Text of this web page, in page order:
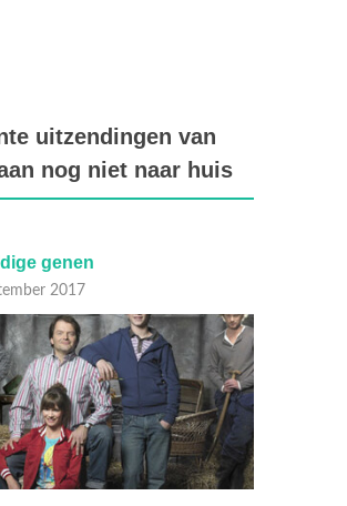
uitzendingen van
nog niet naar huis
storm
2013